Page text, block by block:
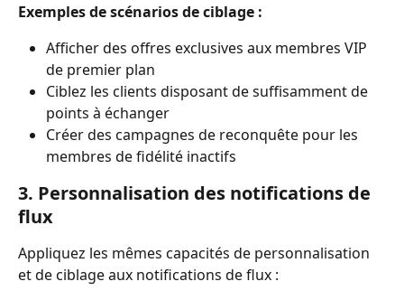
Exemples de scénarios de ciblage :
Afficher des offres exclusives aux membres VIP
de premier plan
Ciblez les clients disposant de suffisamment de
points à échanger
Créer des campagnes de reconquête pour les
membres de fidélité inactifs
3. Personnalisation des notifications de
flux
Appliquez les mêmes capacités de personnalisation
et de ciblage aux notifications de flux :